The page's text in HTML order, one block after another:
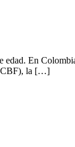
En
la […]